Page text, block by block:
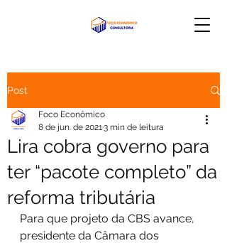
Post
Lira cobra governo para
ter “pacote completo” da
reforma tributária
Foco Econômico
8 de jun. de 20213 min de leitura
Para que projeto da CBS avance,
presidente da Câmara dos